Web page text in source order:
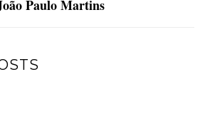
Paulo Martins